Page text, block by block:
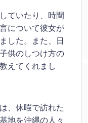
ていたり、時間
について彼女が
した。また、日
供のしつけ方の
えてくれまし
、休暇で訪れた
地を沖縄の人々